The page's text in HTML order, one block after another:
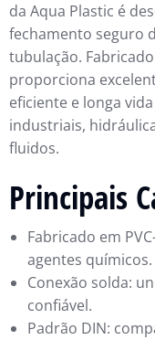
da Aqua Plastic é
fechamento seguro
tubulação.
proporciona
eficiente e longa
industriais,
fluidos.
Principais
Fabricado em
agentes químicos.
Conexão solda:
confiável.
Padrão DIN: